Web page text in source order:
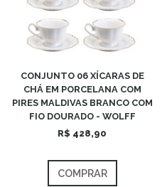
CONJUNTO 06 XÍCARAS DE
CHÁ EM PORCELANA COM
PIRES MALDIVAS BRANCO COM
FIO DOURADO - WOLFF
R$ 428,90
COMPRAR